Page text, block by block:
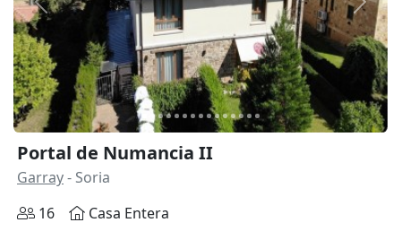
Anterior
Portal de Numancia II
Garray- Soria
16
Casa Entera